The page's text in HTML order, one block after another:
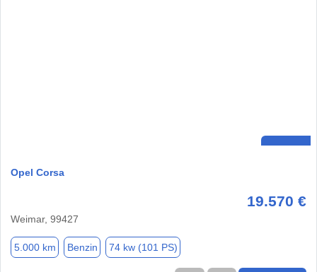
Opel Corsa
19.570 €
Weimar, 99427
5.000 km Benzin 74 kw (101 PS)